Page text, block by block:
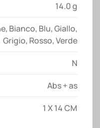
14.0 g
, Bianco, Blu,Giallo,
Grigio, Rosso,Verde
N
Abs + as
1 X 14 CM